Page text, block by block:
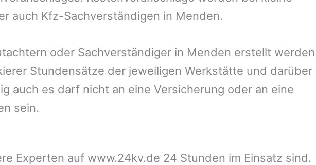
auch Kfz-Sachverständigen in Menden.
oder Sachverständiger in Menden erstellt werden
Stundensätze der jeweiligen Werkstätte und darüber
auch es darf nicht an eine Versicherung oder an eine
sein.
Experten auf www.24kv.de 24 Stunden im Einsatz sind.